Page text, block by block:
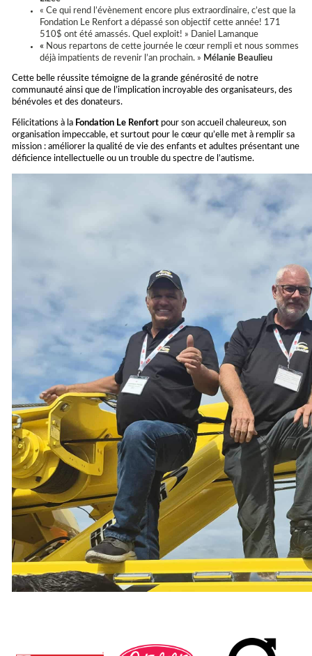
« Ce qui rend l’évènement encore plus extraordinaire, c’est que la
Fondation Le Renfort a dépassé son objectif cette année! 171
510$ ont été amassés. Quel exploit! » Daniel Lamanque
« Nous repartons de cette journée le cœur rempli et nous sommes
déjà impatients de revenir l’an prochain. » Mélanie Beaulieu
Cette belle réussite témoigne de la grande générosité de notre
communauté ainsi que de l’implication incroyable des organisateurs, des
bénévoles et des donateurs.
Félicitations à la Fondation Le Renfort pour son accueil chaleureux, son
organisation impeccable, et surtout pour le cœur qu’elle met à remplir sa
mission : améliorer la qualité de vie des enfants et adultes présentant une
déficience intellectuelle ou un trouble du spectre de l’autisme.